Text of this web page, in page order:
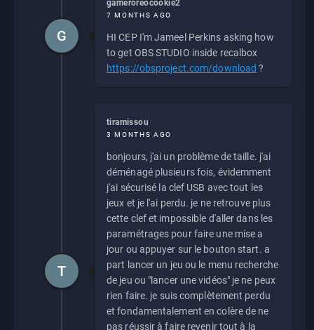
gameroreocookie2
7 MONTHS AGO
HI CEP I'm Jameel Perkins asking how
to get OBS STUDIO inside recalbox
https://obsproject.com/download ?
G
tiramissou
3 MONTHS AGO
bonjours, j'ai un problème de taille. j'ai
déménagé plusieurs fois, évidemment
j'ai sécurisé la clef USB avec tout les
jeux et je l'ai perdu. je ne retrouve plus
cette clef et impossible d'aller dans les
paramétrages pour faire une mise a
jour ou appuyer sur le bouton start. a
part lancer un jeu ou le menu recherche
de jeu ou "lancer une vidéos" je ne peux
rien faire. je suis complètement perdu
et fondamentalement en colère de ne
pas réussir à faire revenir tout à la
T